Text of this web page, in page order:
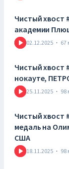
Чистый хвост
академии
02.12.2025 · 67
Чистый хвост
нокауте,
25.11.2025 · 98
Чистый хвост
медаль на
США
18.11.2025 · 98